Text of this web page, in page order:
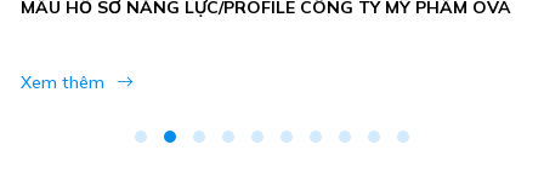
MẪU HỒ SƠ NĂNG LỰC/PROFILE CÔNG TY NHỰA AQT
Xem thêm